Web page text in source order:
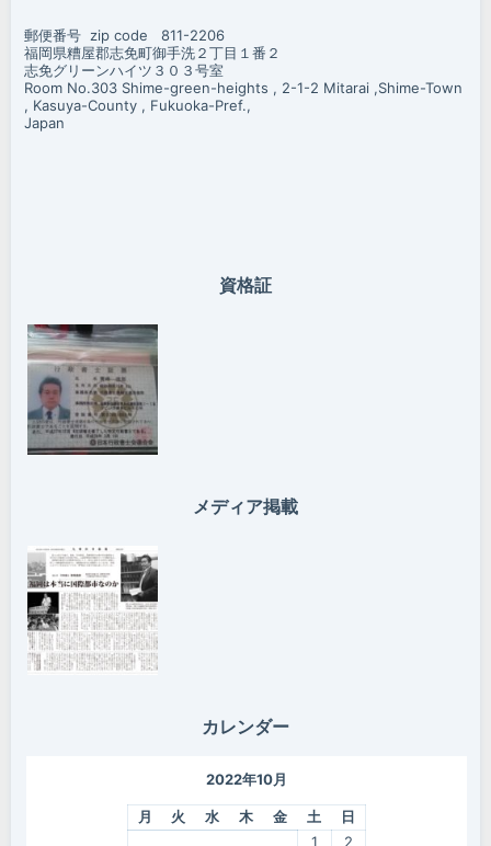
郵便番号 zip code 811-2206
福岡県糟屋郡志免町御手洗２丁目１番２
志免グリーンハイツ３０３号室
Room No.303 Shime-green-heights , 2-1-2 Mitarai ,Shime-Town
, Kasuya-County , Fukuoka-Pref.,
Japan
資格証
メディア掲載
カレンダー
2022年10月
月 火 水 木 金 土
日
1
2